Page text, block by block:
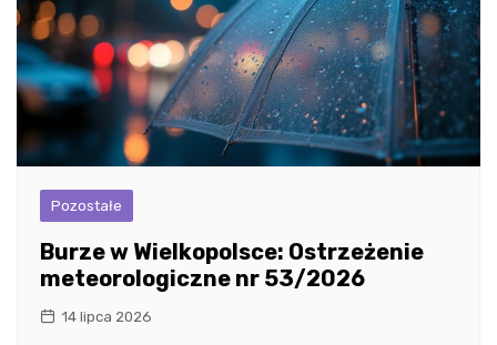
Pozostałe
Burze w Wielkopolsce: Ostrzeżenie
meteorologiczne nr 53/2026
14 lipca 2026